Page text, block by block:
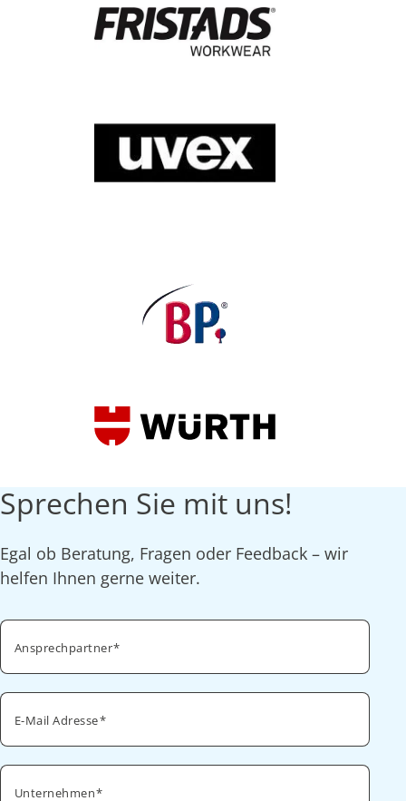
Sprechen Sie mit uns!
Egal ob Beratung, Fragen oder Feedback – wir
helfen Ihnen gerne weiter.
Ansprechpartner
E-Mail Adresse
Unternehmen